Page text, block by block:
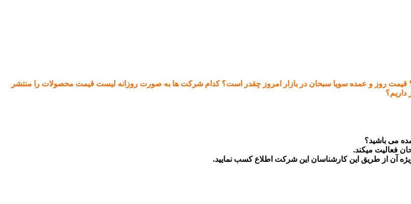
روز و عمده سویا سبحان در بازار امروز چقدر است؟ کدام شرکت ها به صورت روزانه لیست قیمت محصولات را منتشر
می باشید؟
فعالیت میکند.
آن از طریق این کارشناسان این شرکت اطلاع کسب نمایید.